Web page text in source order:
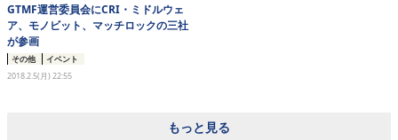
GTMF運営委員会にCRI・ミドルウェ
ア、モノビット、マッチロックの三社
が参画
その他
イベント
2018.2.5(月) 22:55
もっと見る